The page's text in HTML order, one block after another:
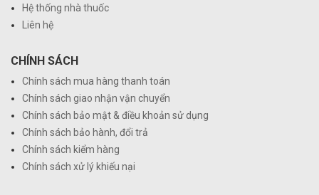
Hệ thống nhà thuốc
Liên hệ
CHÍNH SÁCH
Chính sách mua hàng thanh toán
Chính sách giao nhận vận chuyển
Chính sách bảo mật & điều khoản sử dụng
Chính sách bảo hành, đổi trả
Chính sách kiểm hàng
Chính sách xử lý khiếu nại